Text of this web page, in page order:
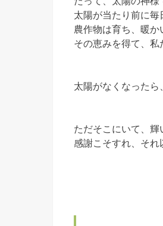
太陽が当たり前に毎
農作物は育ち、暖か
その恵みを得て、
太陽がなくなった
ただそこにいて、
感謝こそすれ、それ